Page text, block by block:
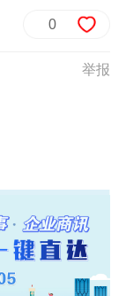
0
举报